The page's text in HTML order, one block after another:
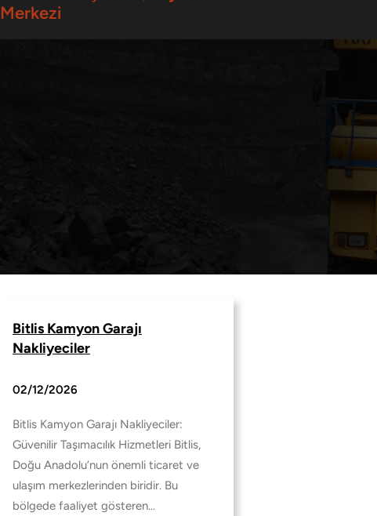
Merkezi
Bitlis Kamyon Garajı
Nakliyeciler
02/12/2026
Bitlis Kamyon Garajı Nakliyeciler:
Güvenilir Taşımacılık Hizmetleri Bitlis,
Doğu Anadolu’nun önemli ticaret ve
ulaşım merkezlerinden biridir. Bu
bölgede faaliyet gösteren…